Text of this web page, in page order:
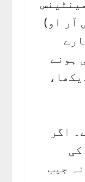
آر او)
ہونے
اگر
کرنسی میں 60 سے 70 ہزار کی
30 ہزار تک ماہانہ جیب